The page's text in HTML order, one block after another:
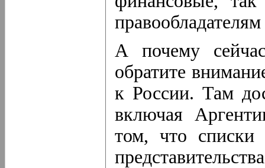
А почему
обратите
к России. Там
включая
том, что списки